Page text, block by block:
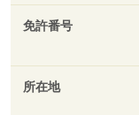
免許番号
所在地